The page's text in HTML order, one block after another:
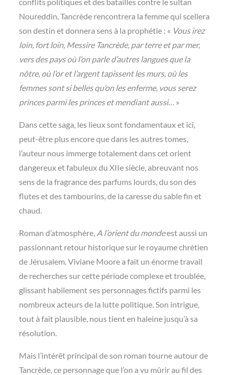
Noureddin, Tancrède rencontrera la femme qui scellera
son destin et donnera sens à la prophétie : « Vous irez
loin, fort loin, Messire Tancrède, par terre et par mer,
vers des pays où l’on parle d’autres langues que la
nôtre, où l’or et l’argent tapissent les murs, où les
femmes sont si belles qu’on les enferme, vous serez
princes parmi les princes et mendiant aussi… »
Dans cette saga, les lieux sont fondamentaux et ici,
peut-être plus encore que dans les autres tomes,
l’auteur nous immerge totalement dans cet orient
dangereux et fabuleux du XIIe siècle, abreuvant nos
sens de la fragrance des parfums lourds, du son des
flutes et des tambourins, de la caresse du sable fin et
chaud.
Roman d’atmosphère, A l’orient du mondeest aussi un
passionnant retour historique sur le royaume chrétien
de Jérusalem. Viviane Moore a fait un énorme travail
de recherches sur cette période complexe et troublée,
glissant habilement ses personnages fictifs parmi les
nombreux acteurs de la lutte politique. Son intrigue,
tout à fait plausible, nous tient en haleine jusqu’à sa
résolution.
Mais l’intérêt principal de son roman tourne autour de
Tancrède, ce personnage que l’on a vu mûrir au fil des